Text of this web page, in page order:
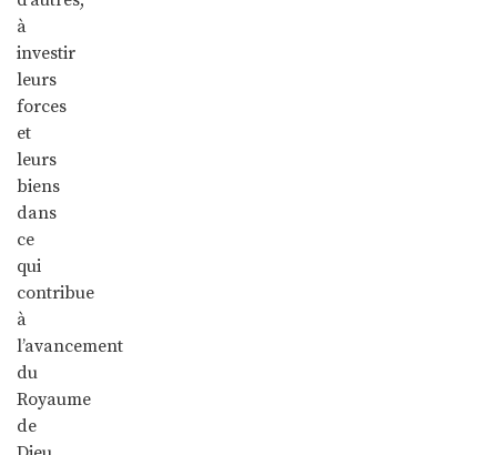
à
investir
leurs
forces
et
leurs
biens
dans
ce
qui
contribue
à
l’avancement
du
Royaume
de